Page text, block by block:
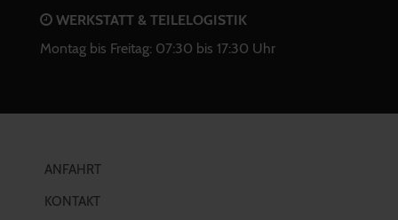
WERKSTATT & TEILELOGISTIK
Montag bis Freitag: 07:30 bis 17:30 Uhr
ANFAHRT
KONTAKT